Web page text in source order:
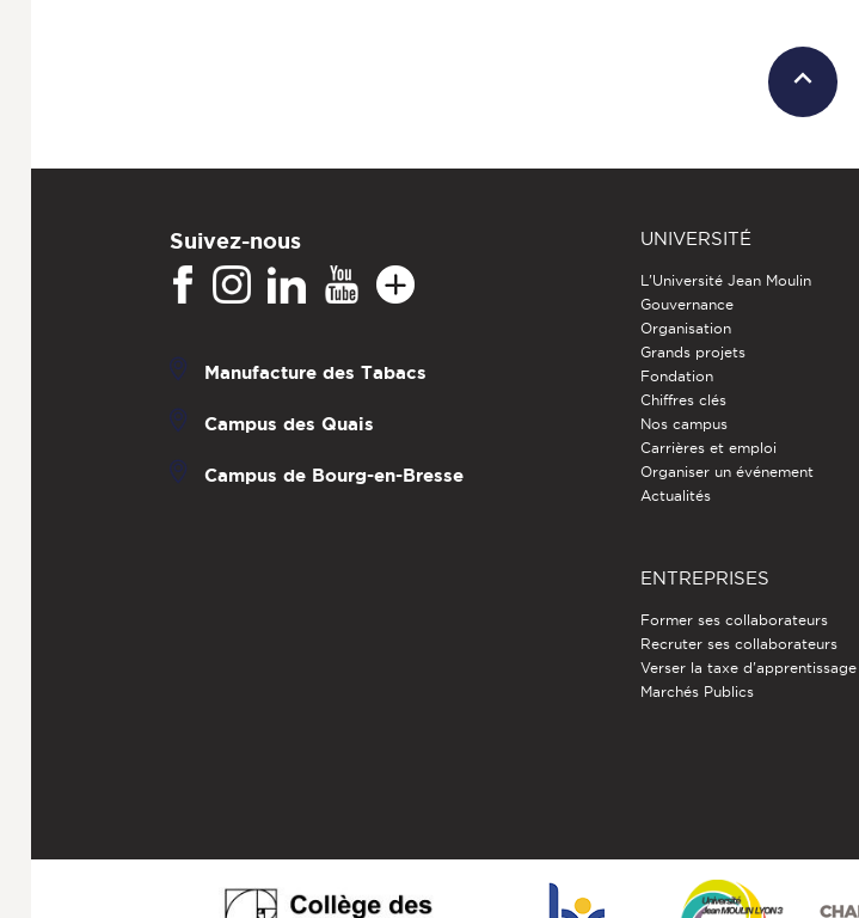
Suivez-nous
Manufacture des Tabacs
Campus des Quais
Campus de Bourg-en-Bresse
UNIVERSITÉ
L'Université Jean Moulin
Gouvernance
Organisation
Grands projets
Fondation
Chiffres clés
Nos campus
Carrières et emploi
Organiser un événement
Actualités
ENTREPRISES
Former ses collaborateurs
Recruter ses collaborateurs
Verser la taxe d'apprentissage
Marchés Publics